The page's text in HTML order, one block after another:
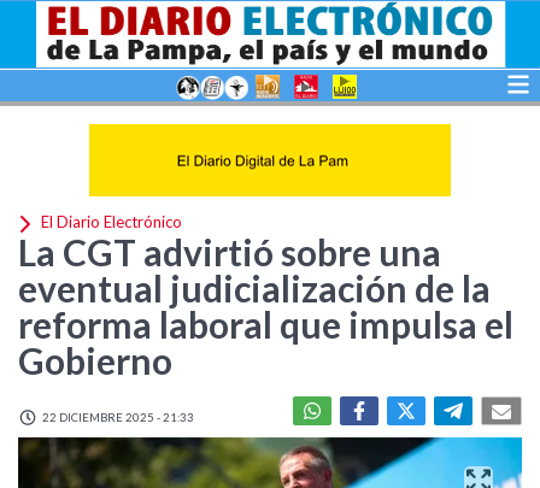
El Diario Electrónico
La CGT advirtió sobre una
eventual judicialización de la
reforma laboral que impulsa el
Gobierno
22 DICIEMBRE 2025 - 21:33